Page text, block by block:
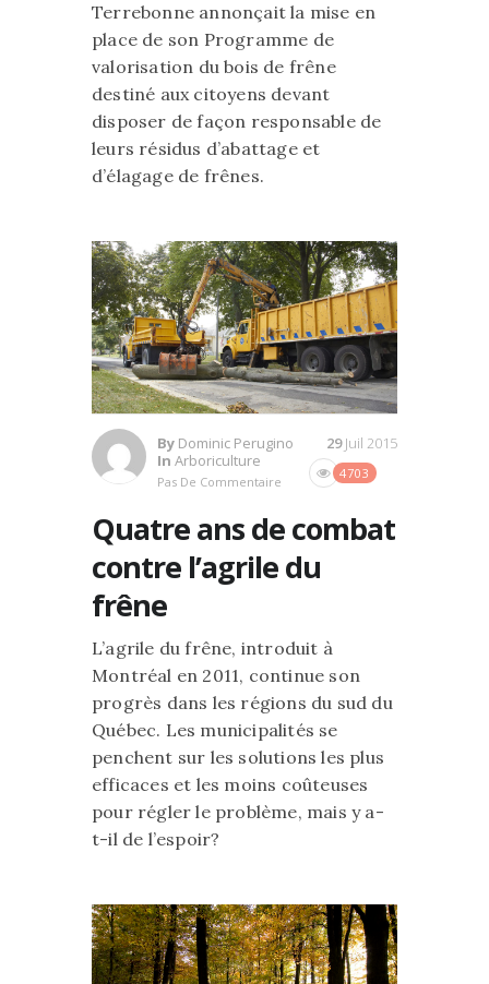
Terrebonne annonçait la mise en
place de son Programme de
valorisation du bois de frêne
destiné aux citoyens devant
disposer de façon responsable de
leurs résidus d’abattage et
d’élagage de frênes.
By Dominic Perugino
In Arboriculture
Pas De Commentaire
4703
29Juil 2015
Quatre ans de combat
contre l’agrile du
frêne
L’agrile du frêne, introduit à
Montréal en 2011, continue son
progrès dans les régions du sud du
Québec. Les municipalités se
penchent sur les solutions les plus
efficaces et les moins coûteuses
pour régler le problème, mais y a-
t-il de l’espoir?